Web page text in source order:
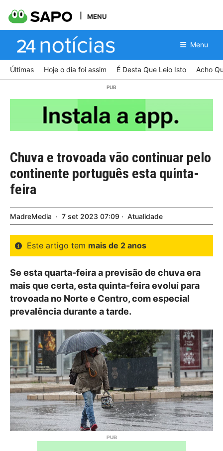
MENU
Menu
Últimas Hoje o dia foi assim É Desta Que Leio Isto Acho
Chuva e trovoada vão continuar pelo
continente português esta quinta-
feira
MadreMedia 7 set 2023 07:09 Atualidade
Este artigo tem mais de 2 anos
Se esta quarta-feira a previsão de chuva era
mais que certa, esta quinta-feira evoluí para
trovoada no Norte e Centro, com especial
prevalência durante a tarde.